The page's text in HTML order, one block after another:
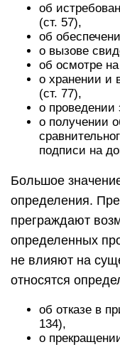
об
(ст. 57),
об
о вызове
об осмотре
о хранении и
(ст. 77),
о проведении
о получении
подписи на
Большое
определения.
преграждают
определенных
не влияют на
относятся
об отказе в
134),
о